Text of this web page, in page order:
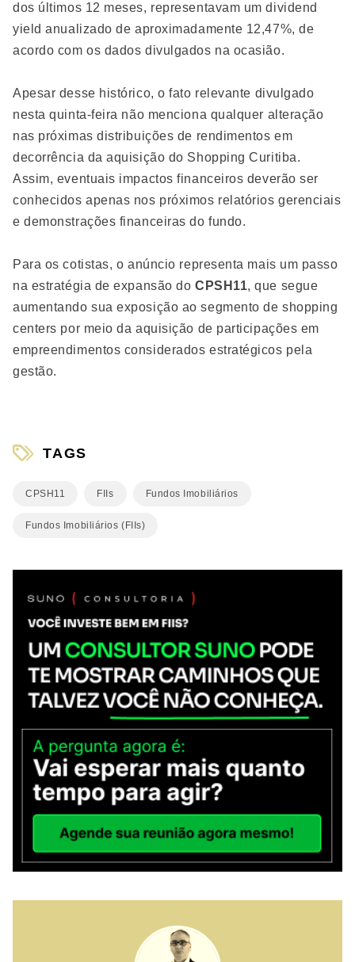
dos últimos 12 meses, representavam um dividend
yield anualizado de aproximadamente 12,47%, de
acordo com os dados divulgados na ocasião.
Apesar desse histórico, o fato relevante divulgado
nesta quinta-feira não menciona qualquer alteração
nas próximas distribuições de rendimentos em
decorrência da aquisição do Shopping Curitiba.
Assim, eventuais impactos financeiros deverão ser
conhecidos apenas nos próximos relatórios gerenciais
e demonstrações financeiras do fundo.
Para os cotistas, o anúncio representa mais um passo
na estratégia de expansão do CPSH11, que segue
aumentando sua exposição ao segmento de shopping
centers por meio da aquisição de participações em
empreendimentos considerados estratégicos pela
gestão.
TAGS
CPSH11 FIIs Fundos Imobiliários
Fundos Imobiliários (FIIs)